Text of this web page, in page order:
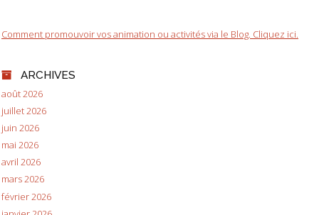
Comment promouvoir vos animation ou activités via le Blog. Cliquez ici.
ARCHIVES
août 2026
juillet 2026
juin 2026
mai 2026
avril 2026
mars 2026
février 2026